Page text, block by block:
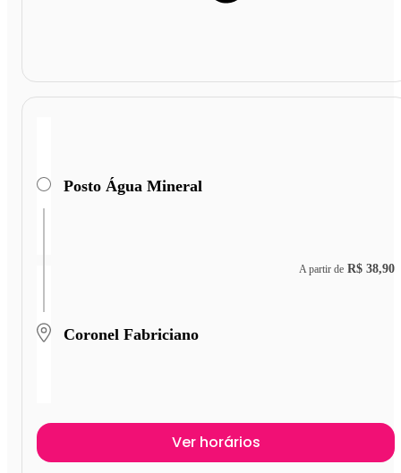
Posto Água Mineral
Coronel Fabriciano
A partir de R$ 38,90
Ver horários